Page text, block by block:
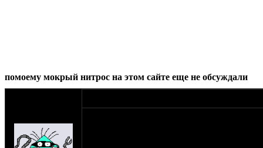
помоему мокрый нитрос на этом сайте еще не обсуждали